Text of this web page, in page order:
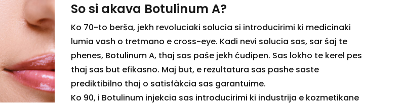
So si akava Botulinum A?
Ko 70-to berša, jekh revoluciaki solucia si introducirimi ki medicinaki
lumia vash o tretmano e cross-eye. Kadi nevi solucia sas, sar śaj te
phenes, Botulinum A, thaj sas paśe jekh ćudipen. Sas lokho te kerel pes
thaj sas but efikasno. Maj but, e rezultatura sas pashe saste
prediktibilno thaj o satisfàkcia sas garantuime.
Ko 90, i Botulinum injekcia sas introducirimi ki industrija e kozmetikane